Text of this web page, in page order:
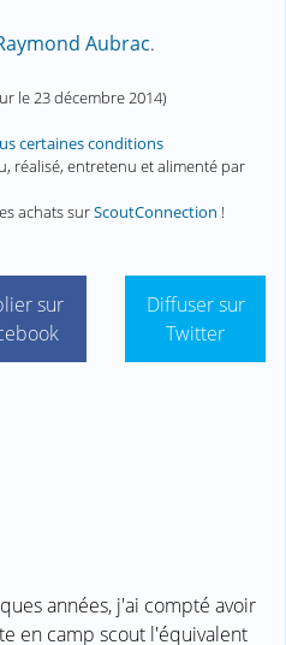
Aubrac.
le23 décembre 2014)
certaines conditions
réalisé, entretenu et alimenté par
achats surScoutConnection !
sur
Diffuser sur
Twitter
années, j'ai compté avoir
en camp scout l'équivalent